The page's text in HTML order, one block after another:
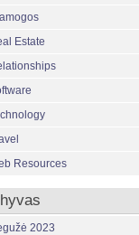
Estate
Resources
2023